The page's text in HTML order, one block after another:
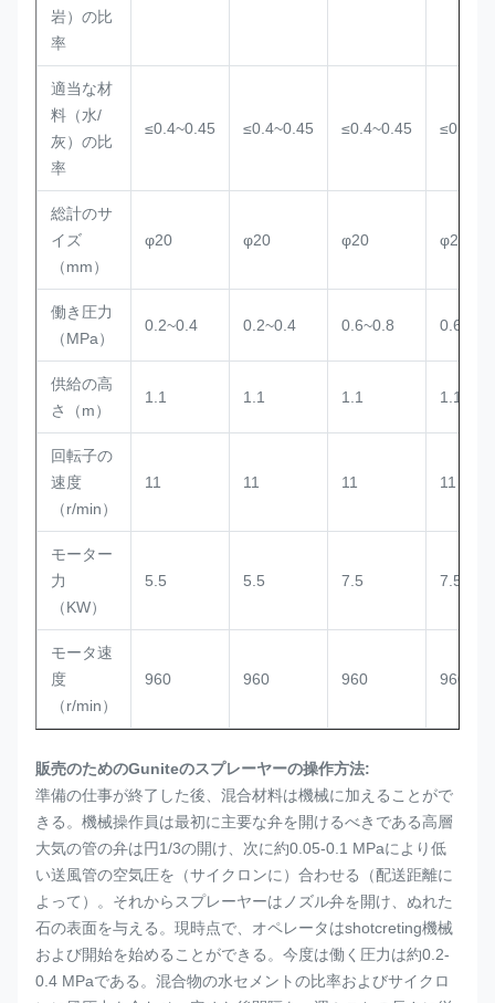
岩）の比
率
適当な材
料（水/
灰）の比
率
≤0.4~0.45 ≤0.4~0.45 ≤0.4~0.45
総計のサ
イズ
（mm）
φ20 φ20 φ20 φ20
働き圧力
（MPa）
0.2~0.4 0.2~0.4 0.6~0.8 0.6~0.8
供給の高
さ（m）
1.1 1.1 1.1 1.1
回転子の
速度
（r/min）
11 11 11 11
モーター
力
（KW）
5.5 5.5 7.5 7.5
モータ速
度
（r/min）
960 960 960 960
販売のためのGuniteのスプレーヤーの操作方法:
準備の仕事が終了した後、混合材料は機械に加えることがで
きる。機械操作員は最初に主要な弁を開けるべきである高層
大気の管の弁は円1/3の開け、次に約0.05-0.1 MPaにより低
い送風管の空気圧を（サイクロンに）合わせる（配送距離に
よって）。それからスプレーヤーはノズル弁を開け、ぬれた
石の表面を与える。現時点で、オペレータはshotcreting機械
および開始を始めることができる。今度は働く圧力は約0.2-
0.4 MPaである。混合物の水セメントの比率およびサイクロ